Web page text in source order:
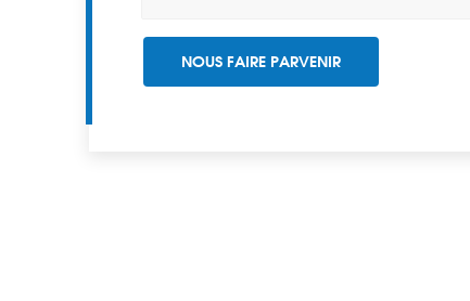
NOUS FAIRE PARVENIR